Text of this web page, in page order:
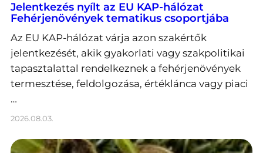
Jelentkezés nyílt az EU KAP-hálózat
Fehérjenövények tematikus csoportjába
Az EU KAP-hálózat várja azon szakértők
jelentkezését, akik gyakorlati vagy szakpolitikai
tapasztalattal rendelkeznek a fehérjenövények
termesztése, feldolgozása, értéklánca vagy piaci
…
2026.08.03.